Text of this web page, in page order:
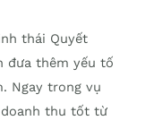
thái Quyết
đưa thêm yếu tố
Ngay trong vụ
doanh thu tốt từ